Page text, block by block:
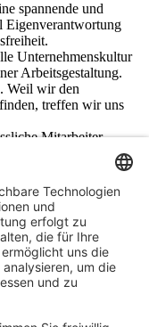
spannende und
Eigenverantwortung
Unternehmenskultur
Arbeitsgestaltung.
Weil wir den
treffen wir uns
Mitarbeiter-
und
bei Deiner
Dir attraktive
schnell
von der Stabilität
qualifizierte Fachkräfte